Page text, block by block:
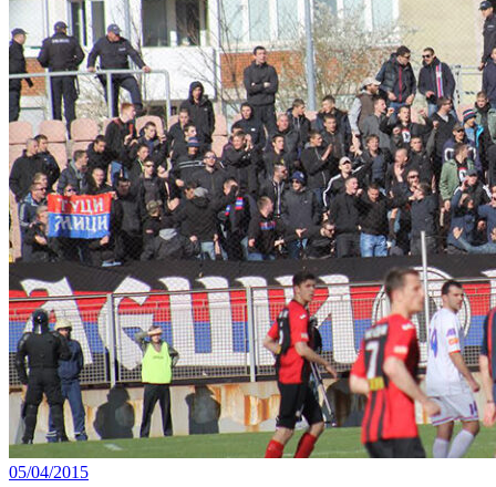
05/04/2015